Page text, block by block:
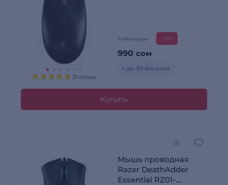
31 отзыв
1 190 сом -17%
990 сом
+ до 30 бонусов
Купить
Мышь проводная
Razer DeathAdder
Essential RZ01-